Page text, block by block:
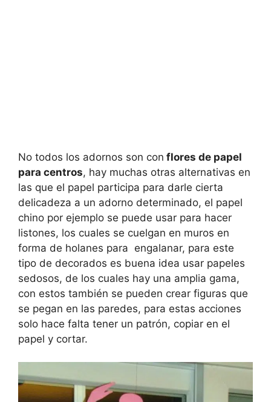
No todos los adornos son con flores de papel
para centros, hay muchas otras alternativas en
las que el papel participa para darle cierta
delicadeza a un adorno determinado, el papel
chino por ejemplo se puede usar para hacer
listones, los cuales se cuelgan en muros en
forma de holanes para engalanar, para este
tipo de decorados es buena idea usar papeles
sedosos, de los cuales hay una amplia gama,
con estos también se pueden crear figuras que
se pegan en las paredes, para estas acciones
solo hace falta tener un patrón, copiar en el
papel y cortar.